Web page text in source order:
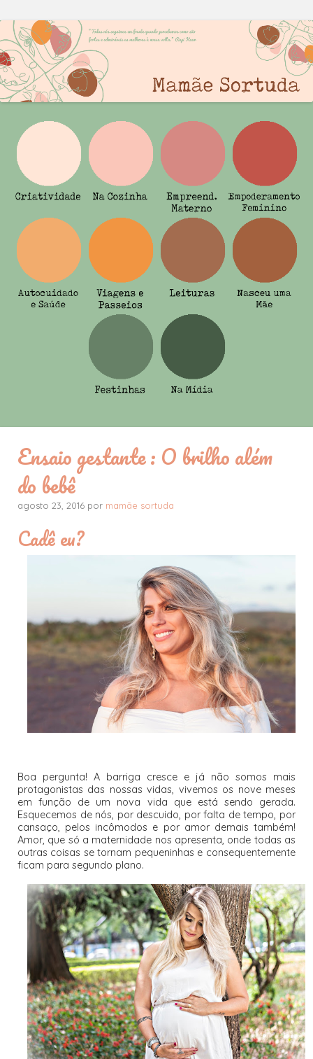
Ensaio gestante : O brilho além
do bebê
agosto 23, 2016 por mamãe sortuda
Cadê eu?
Boa pergunta! A barriga cresce e já não somos mais
protagonistas das nossas vidas, vivemos os nove meses
em função de um nova vida que está sendo gerada.
Esquecemos de nós, por descuido, por falta de tempo, por
cansaço, pelos incômodos e por amor demais também!
Amor, que só a maternidade nos apresenta, onde todas as
outras coisas se tornam pequeninhas e consequentemente
ficam para segundo plano.